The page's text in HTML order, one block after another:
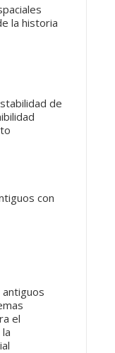
la historia
de
con
el